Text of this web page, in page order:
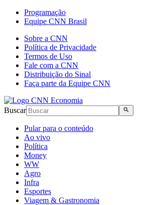
Programação
Equipe CNN Brasil
Sobre a CNN
Política de Privacidade
Termos de Uso
Fale com a CNN
Distribuição do Sinal
Faça parte da Equipe CNN
Buscar
Pular para o conteúdo
Ao vivo
Política
Money
WW
Agro
Infra
Esportes
Viagem & Gastronomia